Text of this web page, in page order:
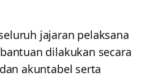
jajaran pelaksana
dilakukan secara
akuntabel serta